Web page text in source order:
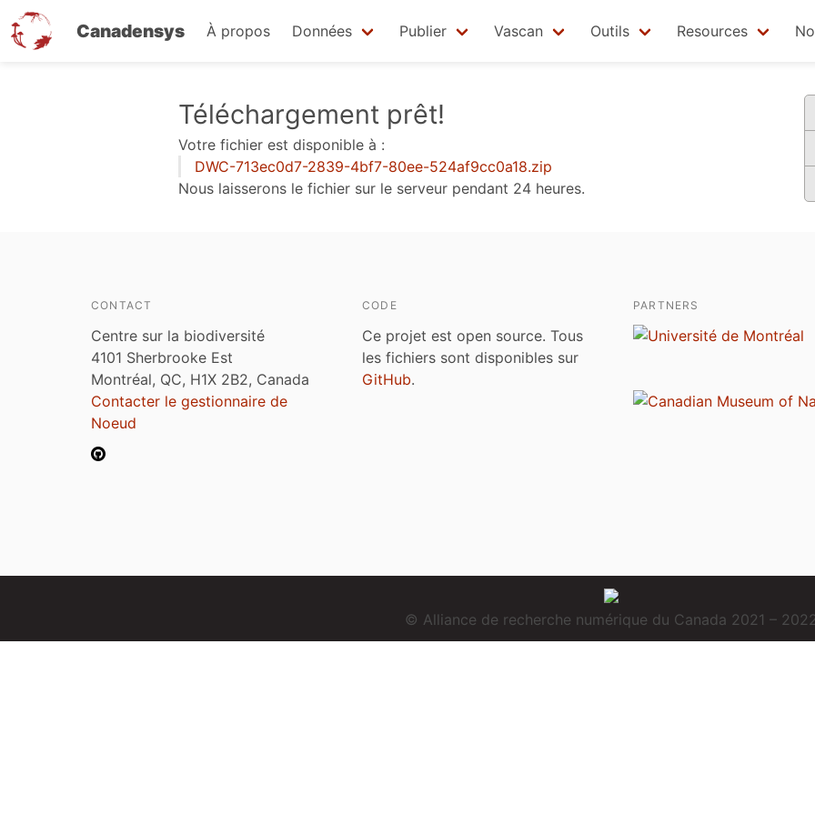
Canadensys À propos Données Publier Vascan Outils Resources
Téléchargement prêt!
Votre fichier est disponible à :
DWC-713ec0d7-2839-4bf7-80ee-524af9cc0a18.zip
Nous laisserons le fichier sur le serveur pendant 24 heures.
CONTACT
Centre sur la biodiversité
4101 Sherbrooke Est
Montréal, QC, H1X 2B2, Canada
Contacter le gestionnaire de
Noeud
CODE
Ce projet est open source. Tous
les fichiers sont disponibles sur
GitHub.
PARTNERS
© Alliance de recherche numérique du Canada 2021 –